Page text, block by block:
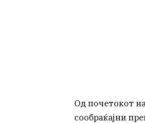
Од почетокот
сообраќајни